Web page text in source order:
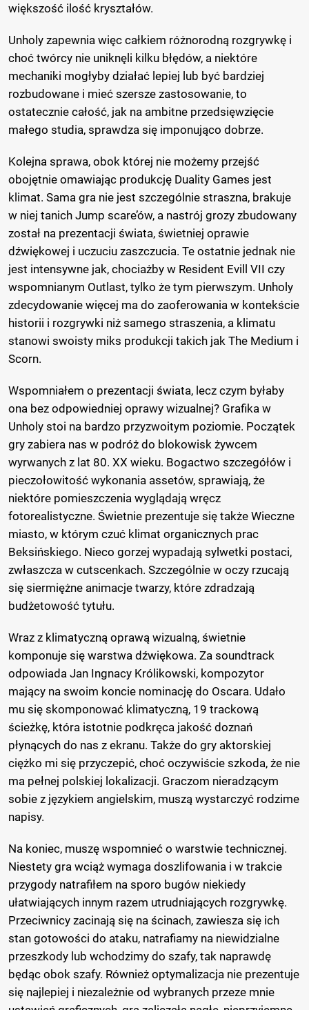
większość ilość kryształów.
Unholy zapewnia więc całkiem różnorodną rozgrywkę i
choć twórcy nie uniknęli kilku błędów, a niektóre
mechaniki mogłyby działać lepiej lub być bardziej
rozbudowane i mieć szersze zastosowanie, to
ostatecznie całość, jak na ambitne przedsięwzięcie
małego studia, sprawdza się imponująco dobrze.
Kolejna sprawa, obok której nie możemy przejść
obojętnie omawiając produkcję Duality Games jest
klimat. Sama gra nie jest szczególnie straszna, brakuje
w niej tanich Jump scare’ów, a nastrój grozy zbudowany
został na prezentacji świata, świetniej oprawie
dźwiękowej i uczuciu zaszczucia. Te ostatnie jednak nie
jest intensywne jak, chociażby w Resident Evill VII czy
wspomnianym Outlast, tylko że tym pierwszym. Unholy
zdecydowanie więcej ma do zaoferowania w kontekście
historii i rozgrywki niż samego straszenia, a klimatu
stanowi swoisty miks produkcji takich jak The Medium i
Scorn.
Wspomniałem o prezentacji świata, lecz czym byłaby
ona bez odpowiedniej oprawy wizualnej? Grafika w
Unholy stoi na bardzo przyzwoitym poziomie. Początek
gry zabiera nas w podróż do blokowisk żywcem
wyrwanych z lat 80. XX wieku. Bogactwo szczegółów i
pieczołowitość wykonania assetów, sprawiają, że
niektóre pomieszczenia wyglądają wręcz
fotorealistyczne. Świetnie prezentuje się także Wieczne
miasto, w którym czuć klimat organicznych prac
Beksińskiego. Nieco gorzej wypadają sylwetki postaci,
zwłaszcza w cutscenkach. Szczególnie w oczy rzucają
się siermiężne animacje twarzy, które zdradzają
budżetowość tytułu.
Wraz z klimatyczną oprawą wizualną, świetnie
komponuje się warstwa dźwiękowa. Za soundtrack
odpowiada Jan Ingnacy Królikowski, kompozytor
mający na swoim koncie nominację do Oscara. Udało
mu się skomponować klimatyczną, 19 trackową
ścieżkę, która istotnie podkręca jakość doznań
płynących do nas z ekranu. Także do gry aktorskiej
ciężko mi się przyczepić, choć oczywiście szkoda, że nie
ma pełnej polskiej lokalizacji. Graczom nieradzącym
sobie z językiem angielskim, muszą wystarczyć rodzime
napisy.
Na koniec, muszę wspomnieć o warstwie technicznej.
Niestety gra wciąż wymaga doszlifowania i w trakcie
przygody natrafiłem na sporo bugów niekiedy
ułatwiających innym razem utrudniających rozgrywkę.
Przeciwnicy zacinają się na ścinach, zawiesza się ich
stan gotowości do ataku, natrafiamy na niewidzialne
przeszkody lub wchodzimy do szafy, tak naprawdę
będąc obok szafy. Również optymalizacja nie prezentuje
się najlepiej i niezależnie od wybranych przeze mnie